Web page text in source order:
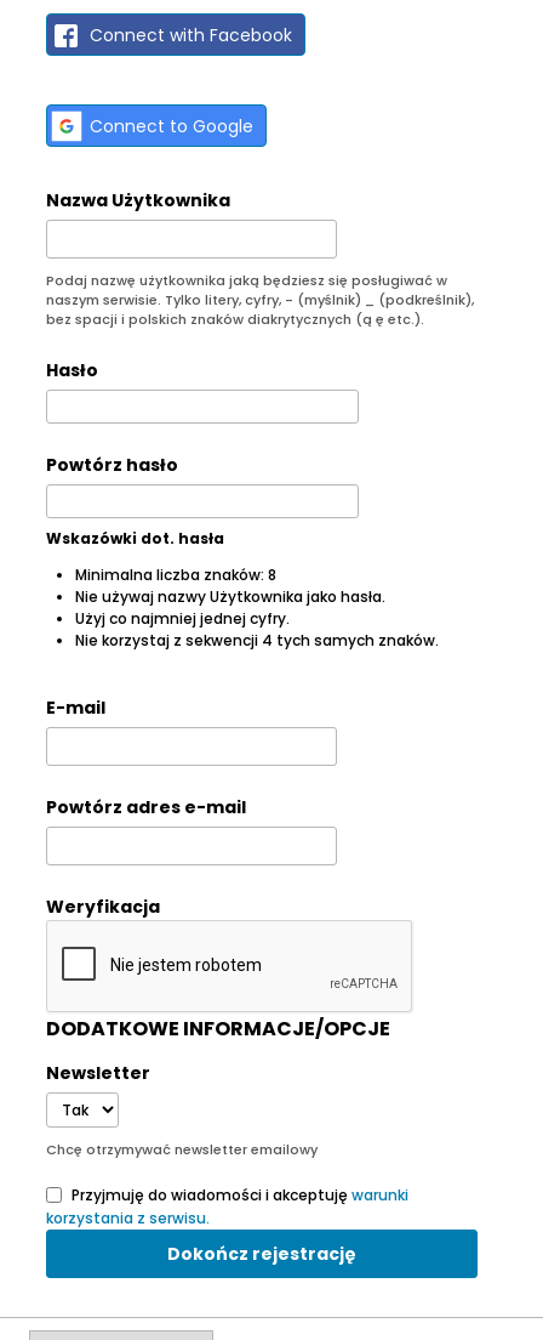
Connect with Facebook
Connect to Google
Nazwa Użytkownika
Podaj nazwę użytkownika jaką będziesz się posługiwać w
naszym serwisie. Tylko litery, cyfry, - (myślnik) _ (podkreślnik),
bez spacji i polskich znaków diakrytycznych (ą ę etc.).
Hasło
Powtórz hasło
Wskazówki dot. hasła
Minimalna liczba znaków: 8
Nie używaj nazwy Użytkownika jako hasła.
Użyj co najmniej jednej cyfry.
Nie korzystaj z sekwencji 4 tych samych znaków.
E-mail
Powtórz adres e-mail
Weryfikacja
DODATKOWE INFORMACJE/OPCJE
Newsletter
Chcę otrzymywać newsletter emailowy
Przyjmuję do wiadomości i akceptuję warunki
korzystania z serwisu.
Dokończ rejestrację